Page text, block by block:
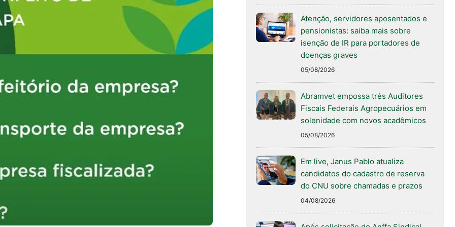
Atenção, servidores aposentados e
pensionistas: saiba mais sobre
isenção de IR para portadores de
doenças graves
05/08/2026
Abramvet empossa três Auditores
Fiscais Federais Agropecuários em
solenidade com novos acadêmicos
05/08/2026
Em live, Janus Pablo atualiza
candidatos do cadastro de reserva
do CNU sobre chamadas e prazos
04/08/2026